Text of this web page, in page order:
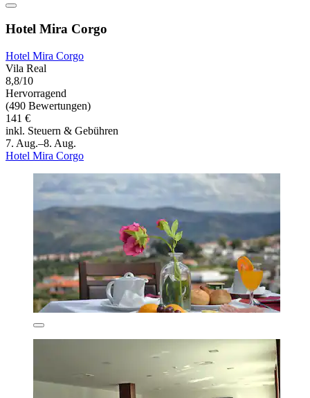
Hotel Mira Corgo
Hotel Mira Corgo
Vila Real
8,8/10
Hervorragend
(490 Bewertungen)
141 €
inkl. Steuern & Gebühren
7. Aug.–8. Aug.
Hotel Mira Corgo